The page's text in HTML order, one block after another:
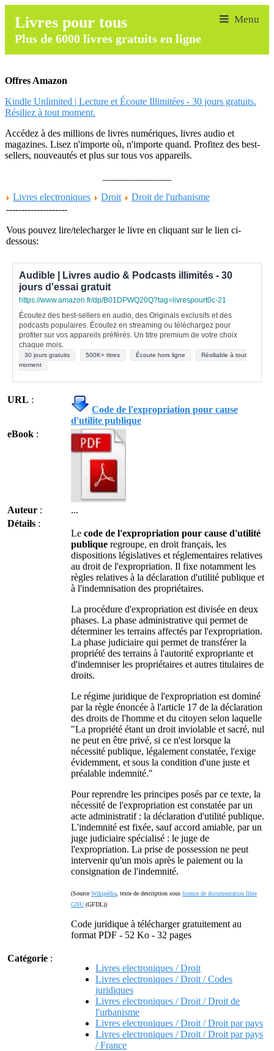
Livres pour tous
Plus de 6000 livres gratuits en ligne
Offres Amazon
Kindle Unlimited | Lecture et Écoute Illimitées - 30 jours gratuits.
Résiliez à tout moment.
Accédez à des millions de livres numériques, livres audio et
magazines. Lisez n'importe où, n'importe quand. Profitez des best-
sellers, nouveautés et plus sur tous vos appareils.
Livres electroniques
Droit
Droit de l'urbanisme
--------------------
Vous pouvez lire/telecharger le livre en cliquant sur le lien ci-
dessous:
Audible | Livres audio & Podcasts illimités - 30
jours d'essai gratuit
https://www.amazon.fr/dp/B01DPWQ20Q?tag=livrespourt0c-21
Écoutez des best-sellers en audio, des Originals exclusifs et des
podcasts populaires. Écoutez en streaming ou téléchargez pour
profiter sur vos appareils préférés. Un titre premium de votre choix
chaque mois.
30 jours gratuits 500K+ titres Écoute hors ligne
Résiliable à tout
moment
URL :
Code de l'expropriation pour cause
d'utilite publique
eBook :
Auteur :
...
Détails :
Le code de l'expropriation pour cause d'utilité
publique regroupe, en droit français, les
dispositions législatives et réglementaires relatives
au droit de l'expropriation. Il fixe notamment les
règles relatives à la déclaration d'utilité publique et
à l'indemnisation des propriétaires.
La procédure d'expropriation est divisée en deux
phases. La phase administrative qui permet de
déterminer les terrains affectés par l'expropriation.
La phase judiciaire qui permet de transférer la
propriété des terrains à l'autorité expropriante et
d'indemniser les propriétaires et autres titulaires de
droits.
Le régime juridique de l'expropriation est dominé
par la règle énoncée à l'article 17 de la déclaration
des droits de l'homme et du citoyen selon laquelle
"La propriété étant un droit inviolable et sacré, nul
ne peut en être privé, si ce n'est lorsque la
nécessité publique, légalement constatée, l'exige
évidemment, et sous la condition d'une juste et
préalable indemnité."
Pour reprendre les principes posés par ce texte, la
nécessité de l'expropriation est constatée par un
acte administratif : la déclaration d'utilité publique.
L'indemnité est fixée, sauf accord amiable, par un
juge judiciaire spécialisé : le juge de
l'expropriation. La prise de possession ne peut
intervenir qu'un mois après le paiement ou la
consignation de l'indemnité.
(Source Wikipédia , texte de description sous licence de documentation libre
GNU (GFDL))
Code juridique à télécharger gratuitement au
format PDF - 52 Ko - 32 pages
Catégorie :
Livres electroniques / Droit
Livres electroniques / Droit / Codes
juridiques
Livres electroniques / Droit / Droit de
l'urbanisme
Livres electroniques / Droit / Droit par pays
Livres electroniques / Droit / Droit par pays
/ France